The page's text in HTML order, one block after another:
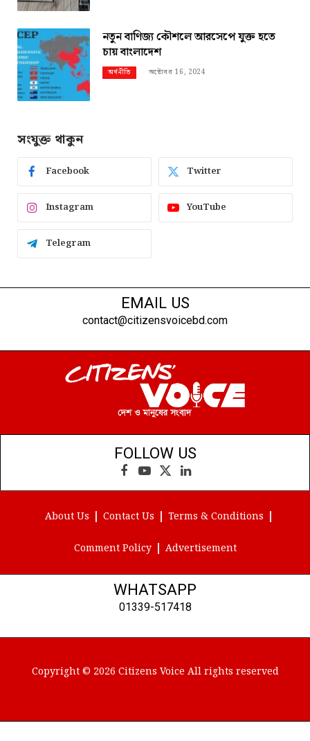
নতুন বাণিজ্য কৌশলে আরসেপে যুক্ত হতে
চায় বাংলাদেশ
অর্থনীতি অক্টোবর 16, 2024
সংযুক্ত থাকুন
Facebook Twitter
Instagram YouTube
Telegram
EMAIL US
contact@citizensvoicebd.com
FOLLOW US
Facebook
YouTube
X
(Twitter)
LinkedIn
About Us Contact Us Terms & Conditions
Comment Policy Advertisement
WHATSAPP
01339-517418
Copyright © 2026 Citizens Voice All rights reserved